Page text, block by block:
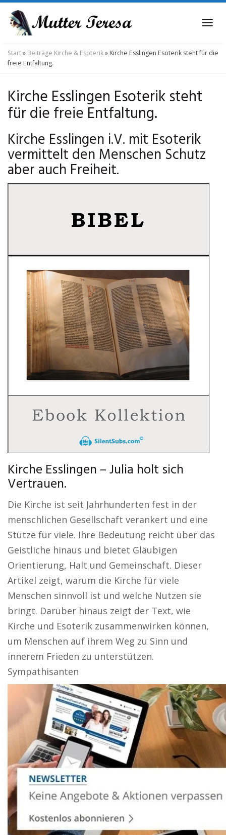
Skip
main
content
Start» Beiträge Kirche & Esoterik» Kirche Esslingen Esoterik steht für die
freie Entfaltung.
Kirche Esslingen Esoterik steht
für die freie Entfaltung.
Kirche Esslingen i.V. mit Esoterik
vermittelt den Menschen Schutz
aber auch Freiheit.
Kirche Esslingen – Julia holt sich
Vertrauen.
Die Kirche ist seit Jahrhunderten fest in der
menschlichen Gesellschaft verankert und eine
Stütze für viele. Ihre Bedeutung reicht über das
Geistliche hinaus und bietet Gläubigen
Orientierung, Halt und Gemeinschaft. Dieser
Artikel zeigt, warum die Kirche für viele
Menschen sinnvoll ist und welche Nutzen sie
bringt. Darüber hinaus zeigt der Text, wie
Kirche und Esoterik zusammenwirken können,
um Menschen auf ihrem Weg zu Sinn und
innerem Frieden zu unterstützen.
Sympathisanten